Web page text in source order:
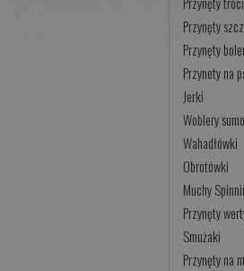
Przynęty
Przynęty
Przynety na
Jerki
Woblery
Wahadłówki
Obrotówki
Muchy
Przynęty
Smużaki
Przynęty na